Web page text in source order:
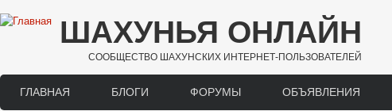
Перейти к основному содержанию
ШАХУНЬЯ ОНЛАЙН
СООБЩЕСТВО ШАХУНСКИХ ИНТЕРНЕТ-ПОЛЬЗОВАТЕЛЕЙ
Main menu
ГЛАВНАЯ БЛОГИ ФОРУМЫ ОБЪЯВЛЕНИЯ